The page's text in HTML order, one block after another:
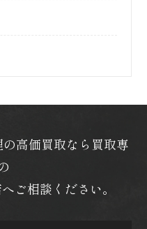
高価買取なら買取専
ご相談ください。